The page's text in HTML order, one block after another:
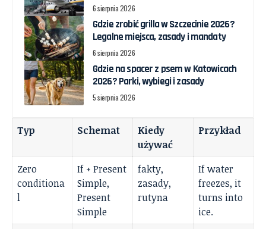
6 sierpnia 2026
Gdzie zrobić grilla w Szczecinie 2026?
Legalne miejsca, zasady i mandaty
6 sierpnia 2026
Gdzie na spacer z psem w Katowicach
2026? Parki, wybiegi i zasady
5 sierpnia 2026
Typ Schemat
Kiedy
używać
Przykład
Zero
conditiona
l
If + Present
Simple,
Present
Simple
fakty,
zasady,
rutyna
If water
freezes, it
turns into
ice.